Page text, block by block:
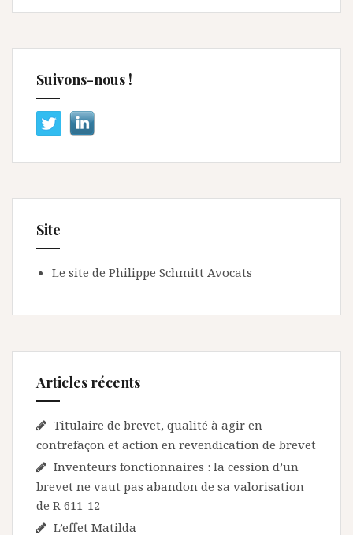
Suivons-nous !
Site
Le site de Philippe Schmitt Avocats
Articles récents
Titulaire de brevet, qualité à agir en
contrefaçon et action en revendication de brevet
Inventeurs fonctionnaires : la cession d’un
brevet ne vaut pas abandon de sa valorisation
de R 611-12
L’effet Matilda